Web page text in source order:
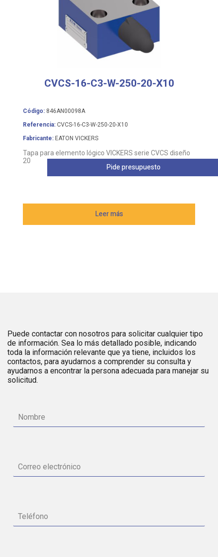
CVCS-16-C3-W-250-20-X10
Código: 846AN00098A
Referencia: CVCS-16-C3-W-250-20-X10
Fabricante: EATON VICKERS
Tapa para elemento lógico VICKERS serie CVCS diseño
20
Leer más
Pide presupuesto
Puede contactar con nosotros para solicitar cualquier tipo
de información. Sea lo más detallado posible, indicando
toda la información relevante que ya tiene, incluidos los
contactos, para ayudarnos a comprender su consulta y
ayudarnos a encontrar la persona adecuada para manejar su
solicitud.